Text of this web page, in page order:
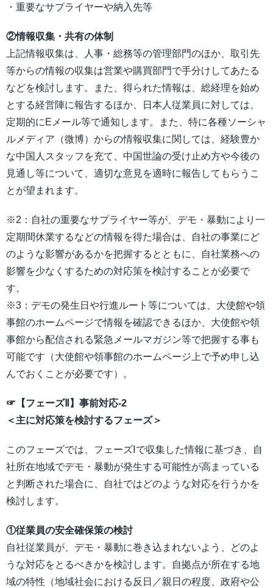
・重要なサプライヤーや納入先等
②情報収集・共有の体制
上記情報収集は、人事・総務等の管理部門のほか、取引先
等からの情報の収集は営業や購買部門で手分けしてあたる
などを検討します。また、得られた情報は、総経理を始め
とする経営陣に報告するほか、日本人従業員に対しては、
定期的にEメール等で通知します。また、特に各種ソーシャ
ルメディア（微博）からの情報収集に関しては、経験豊か
な中国人スタッフを充て、中国世論の受け止め方や今後の
見通し等について、適切な意見を適時に報告してもらうこ
とが望まれます。
※2：自社の重要なサプライヤー等が、デモ・暴動により一
定期間休業するなどの情報を得た場合は、自社の事業にど
のような影響があるかを把握するとともに、自社業務への
影響を少なくするための対応策を検討することが必要で
す。
※3：デモの発生日や行進ルート等については、大使館や領
事館のホームページで情報を確認できるほか、大使館や領
事館から配信される緊急メールマガジン等で把握する事も
可能です（大使館や領事館のホームページ上で予め申し込
んでおくことが必要です）。
☞【フェーズⅡ】事前対応-2
＜主に対応策を検討するフェーズ＞
このフェーズでは、フェーズⅠで収集した情報に基づき、自
社所在地域でデモ・暴動が発生する可能性が高まっている
と判断された場合に、自社ではどのような対応を行うかを
検討します。
①従業員の安全確保策の検討
自社従業員が、デモ・暴動に巻き込まれないよう、どのよ
うな対応をとるべきかを検討します。自拠点が所在する地
域の特性（地域社会における反日／親日の程度、政府や公